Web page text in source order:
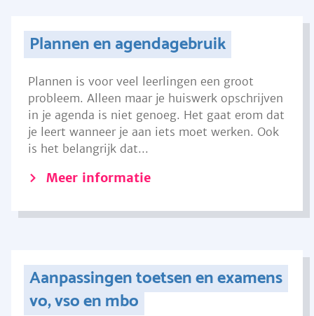
Plannen en agendagebruik
Plannen is voor veel leerlingen een groot
probleem. Alleen maar je huiswerk opschrijven
in je agenda is niet genoeg. Het gaat erom dat
je leert wanneer je aan iets moet werken. Ook
is het belangrijk dat...
Meer informatie
Aanpassingen toetsen en examens
vo, vso en mbo